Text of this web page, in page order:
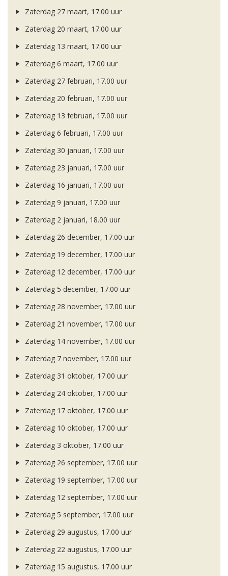
Zaterdag 27 maart, 17.00 uur
Zaterdag 20 maart, 17.00 uur
Zaterdag 13 maart, 17.00 uur
Zaterdag 6 maart, 17.00 uur
Zaterdag 27 februari, 17.00 uur
Zaterdag 20 februari, 17.00 uur
Zaterdag 13 februari, 17.00 uur
Zaterdag 6 februari, 17.00 uur
Zaterdag 30 januari, 17.00 uur
Zaterdag 23 januari, 17.00 uur
Zaterdag 16 januari, 17.00 uur
Zaterdag 9 januari, 17.00 uur
Zaterdag 2 januari, 18.00 uur
Zaterdag 26 december, 17.00 uur
Zaterdag 19 december, 17.00 uur
Zaterdag 12 december, 17.00 uur
Zaterdag 5 december, 17.00 uur
Zaterdag 28 november, 17.00 uur
Zaterdag 21 november, 17.00 uur
Zaterdag 14 november, 17.00 uur
Zaterdag 7 november, 17.00 uur
Zaterdag 31 oktober, 17.00 uur
Zaterdag 24 oktober, 17.00 uur
Zaterdag 17 oktober, 17.00 uur
Zaterdag 10 oktober, 17.00 uur
Zaterdag 3 oktober, 17.00 uur
Zaterdag 26 september, 17.00 uur
Zaterdag 19 september, 17.00 uur
Zaterdag 12 september, 17.00 uur
Zaterdag 5 september, 17.00 uur
Zaterdag 29 augustus, 17.00 uur
Zaterdag 22 augustus, 17.00 uur
Zaterdag 15 augustus, 17.00 uur